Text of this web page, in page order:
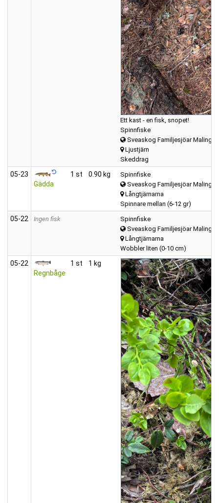
Ett kast - en fisk, snopet!
Spinnfiske
Sveaskog Familjesjöar
Ljustjärn
Skeddrag
05‑23
Gädda
1 st 0.90 kg
Spinnfiske
Sveaskog Familjesjöar
Långtjärnarna
Spinnare mellan (6-12 gr)
05‑22 Ingen fisk
Spinnfiske
Sveaskog Familjesjöar
Långtjärnarna
Wobbler liten (0-10 cm)
05‑22
Regnbåge
1 st 1 kg